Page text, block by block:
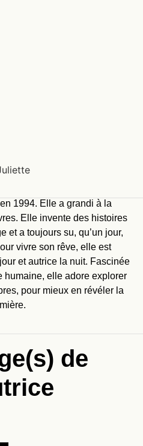
1994. Elle a grandi à la
Elle invente des histoires
et a toujours su, qu’un jour,
vivre son rêve, elle est
et autrice la nuit. Fascinée
humaine, elle adore explorer
pour mieux en révéler la
de